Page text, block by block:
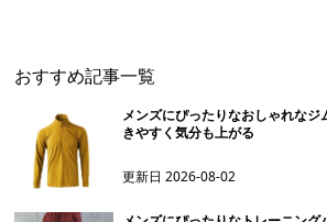
おすすめ記事一覧
メンズにぴったりなおしゃれな
きやすく気分も上がる
更新日2026-08-02